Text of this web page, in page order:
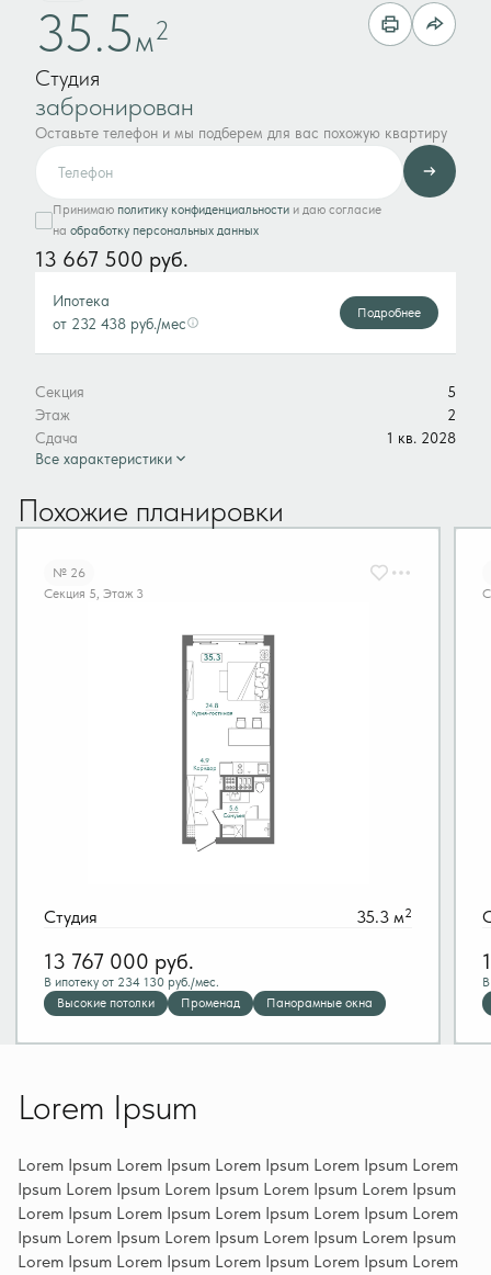
35.5м2
Студия
забронирован
Оставьте телефон и мы подберем для вас похожую квартиру
Принимаю политику конфиденциальностии даю согласие
на обработку персональных данных
13 667 500 руб.
Ипотека
от 232 438 руб./мес
Подробнее
Секция
5
Этаж
2
Сдача
1 кв. 2028
Все характеристики
Похожие планировки
№ 26
Секция 5, Этаж 3
Студия 35.3 м2
13 767 000 руб.
В ипотеку от 234 130 руб./мес.
Высокие потолки
Променад Панорамные окна
Lorem Ipsum
Lorem Ipsum Lorem Ipsum Lorem Ipsum Lorem Ipsum Lorem
Ipsum Lorem Ipsum Lorem Ipsum Lorem Ipsum Lorem Ipsum
Lorem Ipsum Lorem Ipsum Lorem Ipsum Lorem Ipsum Lorem
Ipsum Lorem Ipsum Lorem Ipsum Lorem Ipsum Lorem Ipsum
Lorem Ipsum Lorem Ipsum Lorem Ipsum Lorem Ipsum Lorem